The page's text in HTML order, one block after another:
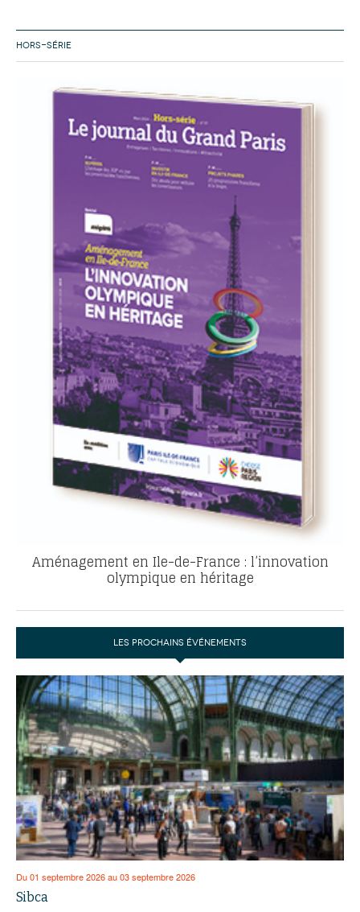
HORS-SÉRIE
Aménagement en Ile-de-France : l’innovation
olympique en héritage
LES PROCHAINS ÉVÉNEMENTS
Du 01 septembre 2026 au 03 septembre 2026
Sibca